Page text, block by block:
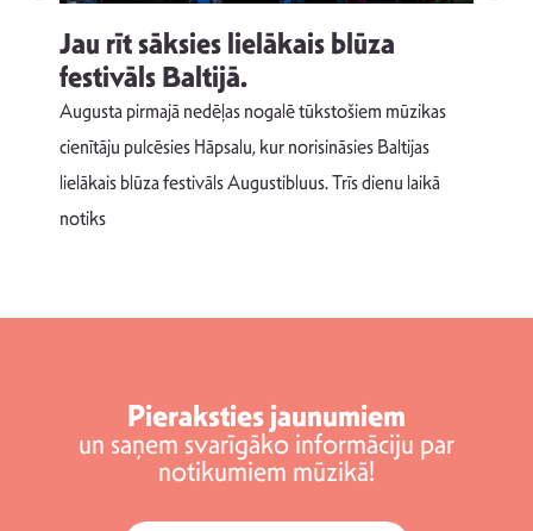
Jau rīt sāksies lielākais blūza
festivāls Baltijā.
Augusta pirmajā nedēļas nogalē tūkstošiem mūzikas
cienītāju pulcēsies Hāpsalu, kur norisināsies Baltijas
lielākais blūza festivāls Augustibluus. Trīs dienu laikā
notiks
Pieraksties jaunumiem
un saņem svarīgāko informāciju par
notikumiem mūzikā!